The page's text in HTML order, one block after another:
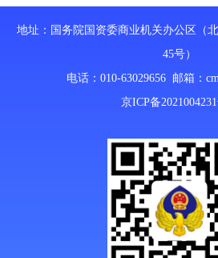
地址：国务院国资委商业机关办公区（
45号）
电话：010-63029656 邮箱：
京ICP备